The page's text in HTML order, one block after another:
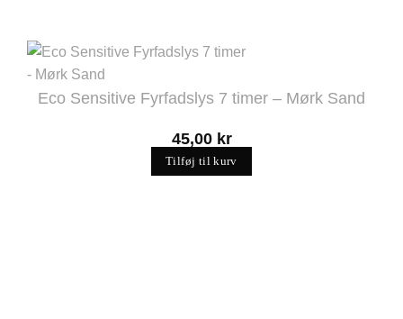
Eco Sensitive Fyrfadslys 7 timer – Mørk Sand
45,00 kr
Tilføj til kurv